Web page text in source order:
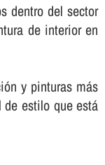
dentro del sector
de interior en
y pinturas más
de estilo que está